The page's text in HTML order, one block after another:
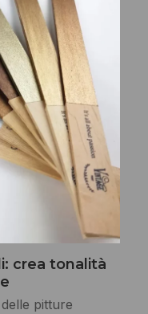
crea tonalità
pitture